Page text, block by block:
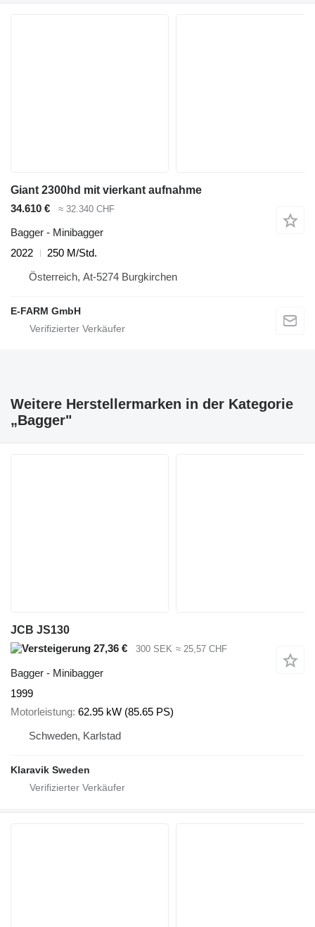
Giant 2300hd mit vierkant aufnahme
34.610 €
≈ 32.340 CHF
Bagger - Minibagger
2022
250 M/Std.
Österreich, At-5274 Burgkirchen
E-FARM GmbH
Weitere Herstellermarken in der Kategorie
„Bagger"
JCB JS130
27,36 €
300 SEK ≈ 25,57 CHF
Bagger - Minibagger
1999
Motorleistung 62.95 kW (85.65 PS)
Schweden, Karlstad
Klaravik Sweden